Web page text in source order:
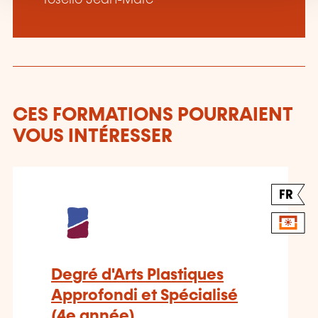
CES FORMATIONS POURRAIENT
VOUS INTÉRESSER
FR
Degré d'Arts Plastiques
Approfondi et Spécialisé